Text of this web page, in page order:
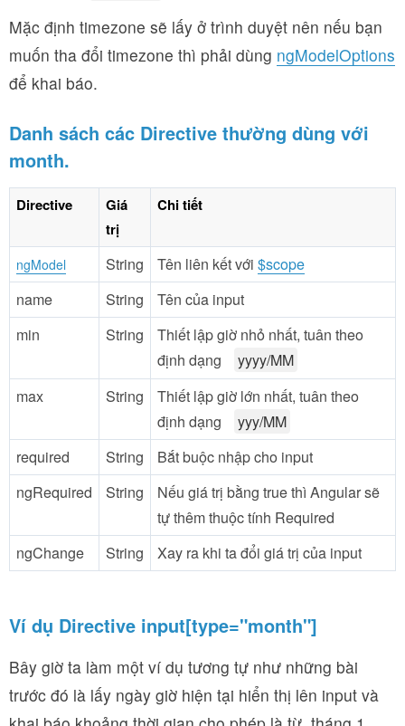
Mặc định timezone sẽ lấy ở trình duyệt nên nếu bạn
muốn tha đổi timezone thì phải dùng ngModelOptions
để khai báo.
Danh sách các Directive thường dùng với
month.
Directive
Giá
trị
Chi tiết
ngModel String Tên liên kết với $scope
name
String
Tên của input
min
String
Thiết lập giờ nhỏ nhất, tuân theo
định dạng
yyyy/MM
max
String
Thiết lập giờ lớn nhất, tuân theo
định dạng
yyy/MM
required
String
Bắt buộc nhập cho input
ngRequired
String
Nếu giá trị bằng true thì Angular sẽ
tự thêm thuộc tính Required
ngChange
String Xay ra khi ta đổi giá trị của input
Ví dụ Directive input[type="month"]
Bây giờ ta làm một ví dụ tương tự như những bài
trước đó là lấy ngày giờ hiện tại hiển thị lên input và